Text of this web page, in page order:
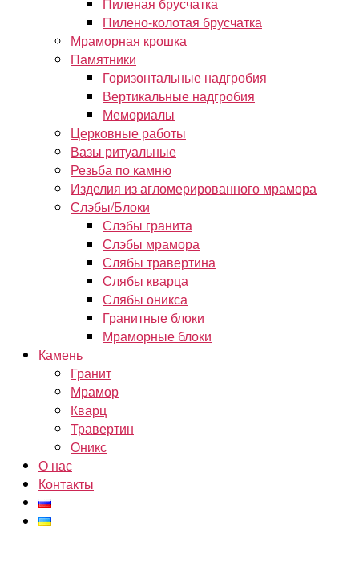
Пилено-колотая брусчатка
Мраморная крошка
Памятники
Горизонтальные надгробия
Вертикальные надгробия
Мемориалы
Церковные работы
Вазы ритуальные
Резьба по камню
Изделия из агломерированного мрамора
Слэбы/Блоки
Слэбы гранита
Слэбы мрамора
Слябы травертина
Слябы кварца
Слябы оникса
Гранитные блоки
Мраморные блоки
Камень
Гранит
Мрамор
Кварц
Травертин
Оникс
О нас
Контакты